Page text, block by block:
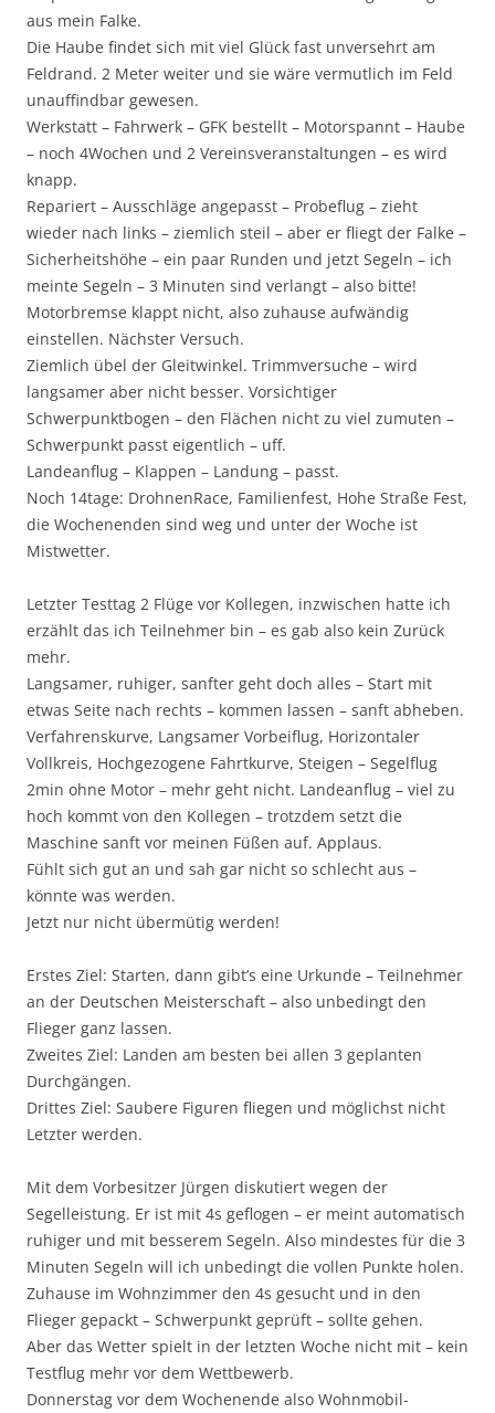
aus mein Falke.
Die Haube findet sich mit viel Glück fast unversehrt am
Feldrand. 2 Meter weiter und sie wäre vermutlich im Feld
unauffindbar gewesen.
Werkstatt – Fahrwerk – GFK bestellt – Motorspannt – Haube
– noch 4Wochen und 2 Vereinsveranstaltungen – es wird
knapp.
Repariert – Ausschläge angepasst – Probeflug – zieht
wieder nach links – ziemlich steil – aber er fliegt der Falke –
Sicherheitshöhe – ein paar Runden und jetzt Segeln – ich
meinte Segeln – 3 Minuten sind verlangt – also bitte!
Motorbremse klappt nicht, also zuhause aufwändig
einstellen. Nächster Versuch.
Ziemlich übel der Gleitwinkel. Trimmversuche – wird
langsamer aber nicht besser. Vorsichtiger
Schwerpunktbogen – den Flächen nicht zu viel zumuten –
Schwerpunkt passt eigentlich – uff.
Landeanflug – Klappen – Landung – passt.
Noch 14tage: DrohnenRace, Familienfest, Hohe Straße Fest,
die Wochenenden sind weg und unter der Woche ist
Mistwetter.
Letzter Testtag 2 Flüge vor Kollegen, inzwischen hatte ich
erzählt das ich Teilnehmer bin – es gab also kein Zurück
mehr.
Langsamer, ruhiger, sanfter geht doch alles – Start mit
etwas Seite nach rechts – kommen lassen – sanft abheben.
Verfahrenskurve, Langsamer Vorbeiflug, Horizontaler
Vollkreis, Hochgezogene Fahrtkurve, Steigen – Segelflug
2min ohne Motor – mehr geht nicht. Landeanflug – viel zu
hoch kommt von den Kollegen – trotzdem setzt die
Maschine sanft vor meinen Füßen auf. Applaus.
Fühlt sich gut an und sah gar nicht so schlecht aus –
könnte was werden.
Jetzt nur nicht übermütig werden!
Erstes Ziel: Starten, dann gibt’s eine Urkunde – Teilnehmer
an der Deutschen Meisterschaft – also unbedingt den
Flieger ganz lassen.
Zweites Ziel: Landen am besten bei allen 3 geplanten
Durchgängen.
Drittes Ziel: Saubere Figuren fliegen und möglichst nicht
Letzter werden.
Mit dem Vorbesitzer Jürgen diskutiert wegen der
Segelleistung. Er ist mit 4s geflogen – er meint automatisch
ruhiger und mit besserem Segeln. Also mindestes für die 3
Minuten Segeln will ich unbedingt die vollen Punkte holen.
Zuhause im Wohnzimmer den 4s gesucht und in den
Flieger gepackt – Schwerpunkt geprüft – sollte gehen.
Aber das Wetter spielt in der letzten Woche nicht mit – kein
Testflug mehr vor dem Wettbewerb.
Donnerstag vor dem Wochenende also Wohnmobil-